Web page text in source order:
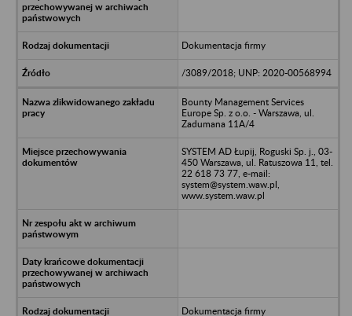
Dokumentacja firmy
/3089/2018; UNP: 2020-00568994
Bounty Management Services
Europe Sp. z o.o. - Warszawa, ul.
Zadumana 11A/4
SYSTEM AD Łupij, Roguski Sp. j., 03-
450 Warszawa, ul. Ratuszowa 11, tel.
22 618 73 77, e-mail:
system@system.waw.pl,
www.system.waw.pl
Dokumentacja firmy